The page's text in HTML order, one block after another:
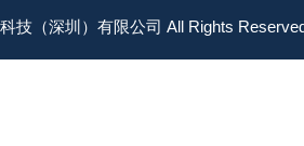
技（深圳）有限公司 All Rights